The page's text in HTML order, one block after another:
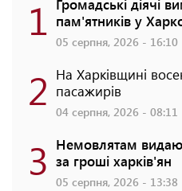
1
Громадські діячі
пам'ятників у
05 серпня, 2026 - 16:10
2 На Харківщині
пасажирів
04 серпня, 2026 - 08:11
3 Немовлятам
за гроші харків'ян
05 серпня, 2026 - 13:38